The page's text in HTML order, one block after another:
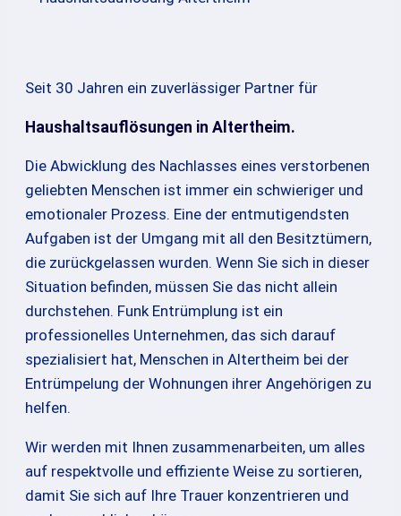
Seit 30 Jahren ein zuverlässiger Partner für
Haushaltsauflösungen in Altertheim.
Die Abwicklung des Nachlasses eines verstorbenen
geliebten Menschen ist immer ein schwieriger und
emotionaler Prozess. Eine der entmutigendsten
Aufgaben ist der Umgang mit all den Besitztümern,
die zurückgelassen wurden. Wenn Sie sich in dieser
Situation befinden, müssen Sie das nicht allein
durchstehen. Funk Entrümplung ist ein
professionelles Unternehmen, das sich darauf
spezialisiert hat, Menschen in Altertheim bei der
Entrümpelung der Wohnungen ihrer Angehörigen zu
helfen.
Wir werden mit Ihnen zusammenarbeiten, um alles
auf respektvolle und effiziente Weise zu sortieren,
damit Sie sich auf Ihre Trauer konzentrieren und